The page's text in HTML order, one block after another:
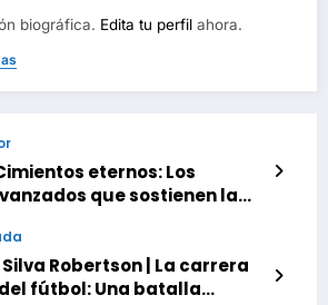
biográfica. Edita tu perfil ahora.
eternos: Los
que sostienen la
Robertson | La carrera
fútbol: Una batalla